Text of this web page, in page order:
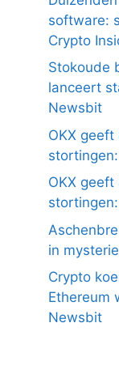
software:
Crypto
Stokoude
lanceert
Newsbit
OKX
OKX
in
Crypto
Ethereum
Newsbit